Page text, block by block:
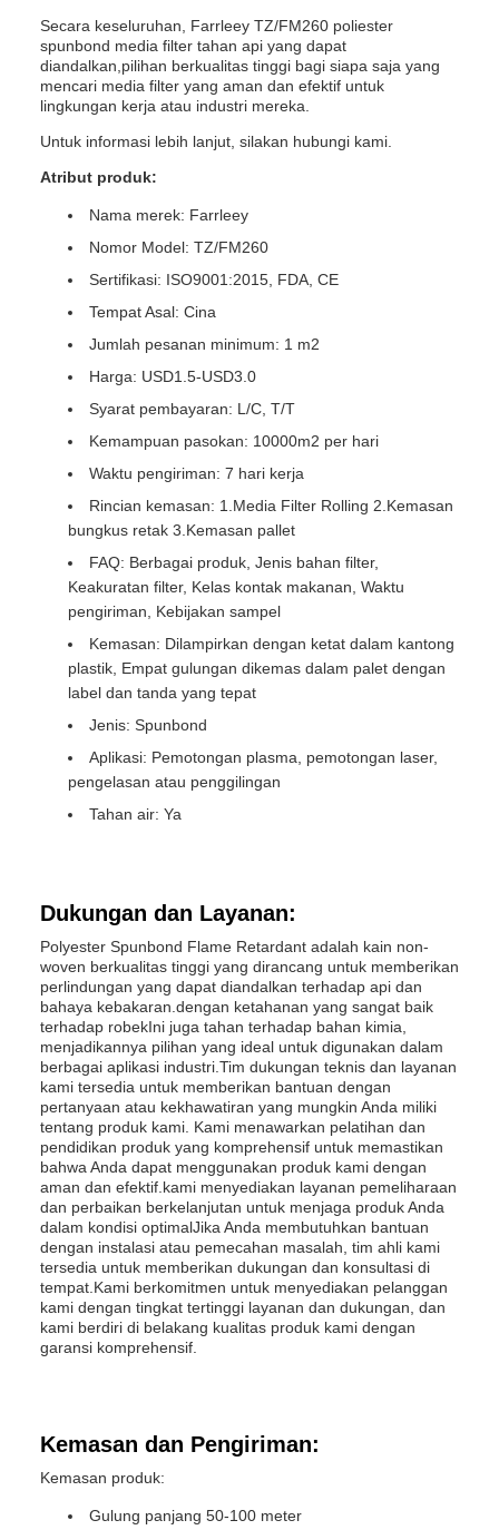
Secara keseluruhan, Farrleey TZ/FM260 poliester
spunbond media filter tahan api yang dapat
diandalkan,pilihan berkualitas tinggi bagi siapa saja yang
mencari media filter yang aman dan efektif untuk
lingkungan kerja atau industri mereka.
Untuk informasi lebih lanjut, silakan hubungi kami.
Atribut produk:
Nama merek: Farrleey
Nomor Model: TZ/FM260
Sertifikasi: ISO9001:2015, FDA, CE
Tempat Asal: Cina
Jumlah pesanan minimum: 1 m2
Harga: USD1.5-USD3.0
Syarat pembayaran: L/C, T/T
Kemampuan pasokan: 10000m2 per hari
Waktu pengiriman: 7 hari kerja
Rincian kemasan: 1.Media Filter Rolling 2.Kemasan
bungkus retak 3.Kemasan pallet
FAQ: Berbagai produk, Jenis bahan filter,
Keakuratan filter, Kelas kontak makanan, Waktu
pengiriman, Kebijakan sampel
Kemasan: Dilampirkan dengan ketat dalam kantong
plastik, Empat gulungan dikemas dalam palet dengan
label dan tanda yang tepat
Jenis: Spunbond
Aplikasi: Pemotongan plasma, pemotongan laser,
pengelasan atau penggilingan
Tahan air: Ya
Dukungan dan Layanan:
Polyester Spunbond Flame Retardant adalah kain non-
woven berkualitas tinggi yang dirancang untuk memberikan
perlindungan yang dapat diandalkan terhadap api dan
bahaya kebakaran.dengan ketahanan yang sangat baik
terhadap robekIni juga tahan terhadap bahan kimia,
menjadikannya pilihan yang ideal untuk digunakan dalam
berbagai aplikasi industri.Tim dukungan teknis dan layanan
kami tersedia untuk memberikan bantuan dengan
pertanyaan atau kekhawatiran yang mungkin Anda miliki
tentang produk kami. Kami menawarkan pelatihan dan
pendidikan produk yang komprehensif untuk memastikan
bahwa Anda dapat menggunakan produk kami dengan
aman dan efektif.kami menyediakan layanan pemeliharaan
dan perbaikan berkelanjutan untuk menjaga produk Anda
dalam kondisi optimalJika Anda membutuhkan bantuan
dengan instalasi atau pemecahan masalah, tim ahli kami
tersedia untuk memberikan dukungan dan konsultasi di
tempat.Kami berkomitmen untuk menyediakan pelanggan
kami dengan tingkat tertinggi layanan dan dukungan, dan
kami berdiri di belakang kualitas produk kami dengan
garansi komprehensif.
Kemasan dan Pengiriman:
Kemasan produk:
Gulung panjang 50-100 meter